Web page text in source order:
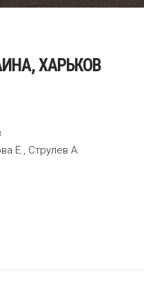
ХАРЬКОВ
Е., Струлев А.